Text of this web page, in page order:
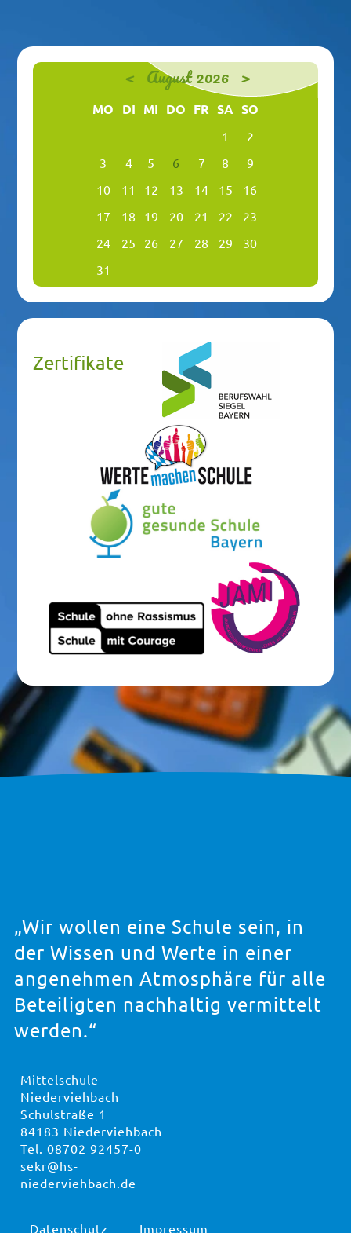
< August 2026 >
MO DI MI DO FR SA SO
1
2
3
4 5 6 7 8
9
10
11 12 13 14 15
16
17
18 19 20 21 22
23
24
25 26 27 28 29
30
31
Zertifikate
„Wir wollen eine Schule sein, in
der Wissen und Werte in einer
angenehmen Atmosphäre für alle
Beteiligten nachhaltig vermittelt
werden.“
Mittelschule
Niederviehbach
Schulstraße 1
84183 Niederviehbach
Tel.08702 92457-0
sekr@hs-
niederviehbach.de
Datenschutz Impressum